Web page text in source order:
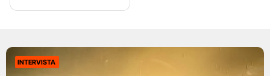
INTERVISTA